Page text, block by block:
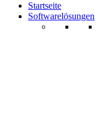
Startseite
Softwarelösungen